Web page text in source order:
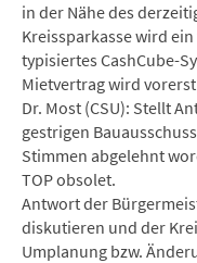
in der Nähe des
Kreissparkasse wird
typisiertes CashCube-
Mietvertrag wird
Dr. Most (CSU): Stellt
gestrigen
Stimmen abgelehnt
TOP obsolet.
Antwort der
diskutieren und der
Umplanung bzw.